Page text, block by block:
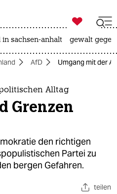
ich

taz zahl ich
in sachsen-anhalt gewalt
AfD Umgang mit der
Alltag
Grenzen
den richtigen
Partei zu
bergen Gefahren.
teilen